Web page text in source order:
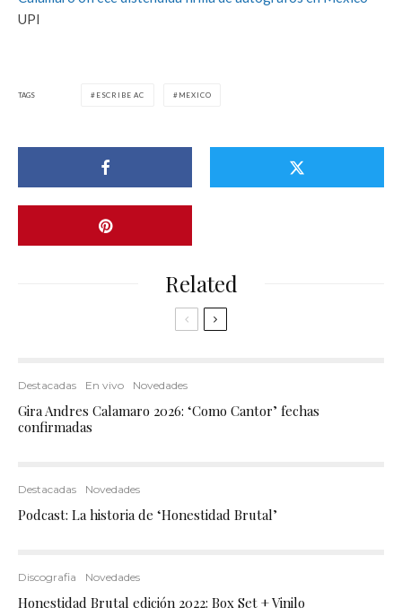
UPI
TAGS ESCRIBE AC MEXICO
Related
Destacadas En vivo Novedades
Gira Andres Calamaro 2026: ‘Como Cantor’ fechas
confirmadas
Destacadas Novedades
Podcast: La historia de ‘Honestidad Brutal’
Discografia Novedades
Honestidad Brutal edición 2022: Box Set + Vinilo